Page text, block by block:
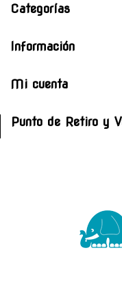
Categorías
Información
Mi cuenta
Punto de Retiro y